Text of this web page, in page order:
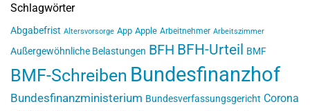
Schlagwörter
Abgabefrist Altersvorsorge App Apple Arbeitnehmer Arbeitszimmer
Außergewöhnliche Belastungen BFH BFH-Urteil BMF
BMF-Schreiben Bundesfinanzhof
Bundesfinanzministerium Bundesverfassungsgericht Corona